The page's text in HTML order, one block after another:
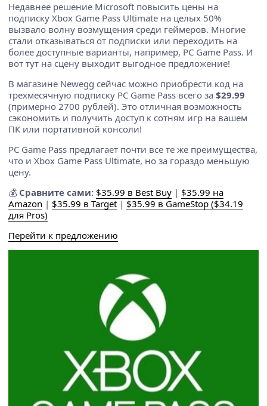
Недавнее решение Microsoft повысить цены на
подписку Xbox Game Pass Ultimate на целых 50%
вызвало волну возмущения среди геймеров. Многие
стали отказываться от подписки или переходить на
более доступные варианты, например, PC Game Pass. И
вот тут на сцену выходит выгодное предложение!
В магазине Newegg сейчас можно приобрести код на
трехмесячную подписку PC Game Pass всего за $29.99
(примерно 2700 рублей). Это отличная возможность
сэкономить и получить доступ к сотням игр на вашем
ПК или портативной консоли!
PC Game Pass предлагает почти все те же преимущества,
что и Xbox Game Pass Ultimate, но за гораздо меньшую
цену.
💰 Сравните сами: $35.99 в Best Buy | $35.99 на
Amazon | $35.99 в Target | $35.99 в GameStop ($34.19
для Pros)
Перейти к предложению